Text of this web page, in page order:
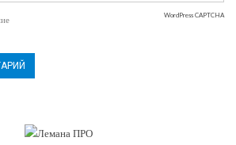
WordPress CAPTCHA